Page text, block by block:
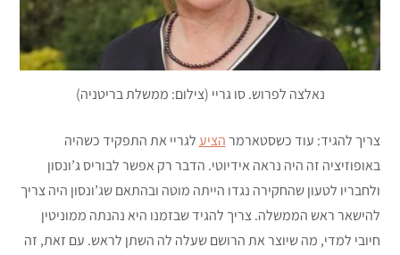
נאלצה לפרוש. סו גריי (צילום: ממשלת בריטניה)
צריך להגיד: עוד כשסטארמרהציעלגריי את התפקיד כשהיה
באופוזיציה זה היה נראה אידיוטי. הדבר רק אפשר לבוריס ג’ונסון
ולחבריו לטעון שהחקירה נגדו הייתה מוטה ובהתאם שג’ונסון היה צריך
להישאר ראש הממשלה. צריך להגיד שבזמנו היא נהנתה ממוניטין
חיובי למדי, מה שיוצר את הרושם שעלה לה השתן לראש. עם זאת, זה